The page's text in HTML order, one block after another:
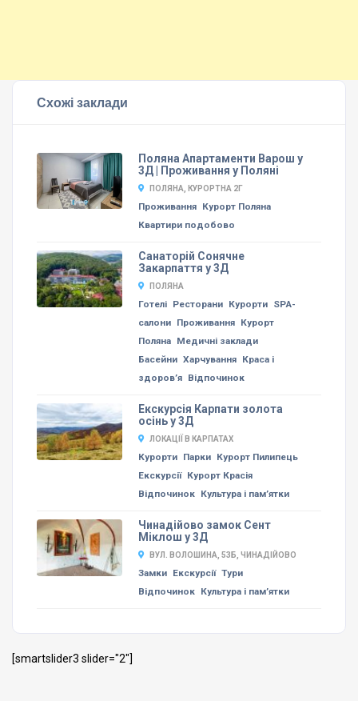
Схожі заклади
Поляна Апартаменти Варош у
3Д | Проживання у Поляні
ПОЛЯНА, КУРОРТНА 2Г
Проживання Курорт Поляна
Квартири подобово
Санаторій Сонячне
Закарпаття у 3Д
ПОЛЯНА
Готелі Ресторани Курорти SPA-
салони Проживання Курорт
Поляна Медичні заклади
Басейни Харчування Краса і
здоров’я Відпочинок
Екскурсія Карпати золота
осінь у 3Д
ЛОКАЦІЇ В КАРПАТАХ
Курорти Парки Курорт Пилипець
Екскурсії Курорт Красія
Відпочинок Культура і пам’ятки
Чинадійово замок Сент
Міклош у 3Д
ВУЛ. ВОЛОШИНА, 53Б, ЧИНАДІЙОВО
Замки Екскурсії Тури
Відпочинок Культура і пам’ятки
[smartslider3 slider="2"]